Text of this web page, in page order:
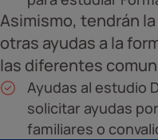
Asimismo, tendrán
otras ayudas a la
las diferentes
Ayudas al estudio
solicitar ayudas
familiares o